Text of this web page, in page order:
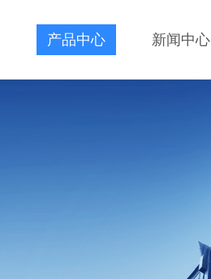
产品中心 新闻中心